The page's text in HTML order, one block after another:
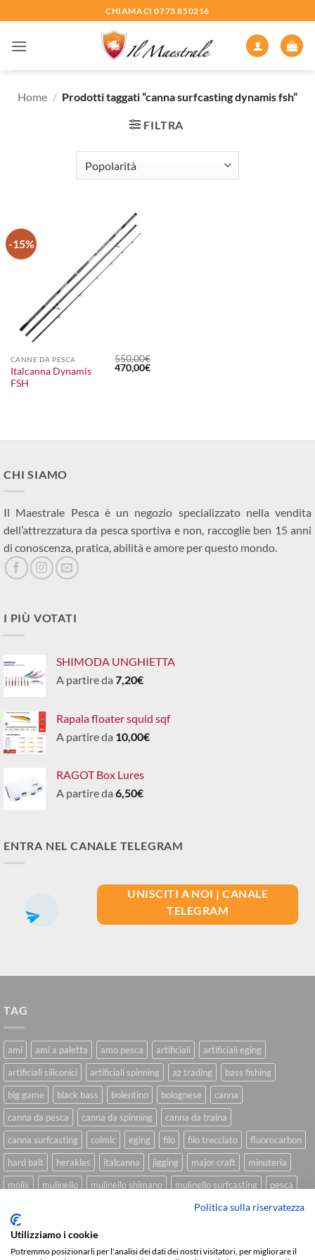
ai
contenuti
CHIAMACI 0773 850216
Home / Prodotti taggati “canna surfcasting dynamis fsh”
FILTRA
-15%
CANNE DA PESCA
Italcanna Dynamis
FSH
550,00€
Il
prezzo
470,00€Il
CHI SIAMO
Il Maestrale Pesca è un negozio specializzato nella vendita
dell’attrezzatura da pesca sportiva e non, raccoglie ben 15 anni
di conoscenza, pratica, abilità e amore per questo mondo.
I PIÙ VOTATI
SHIMODA UNGHIETTA
A partire da 7,20€
Rapala floater squid sqf
A partire da 10,00€
RAGOT Box Lures
A partire da 6,50€
ENTRA NEL CANALE TELEGRAM
UNISCITI A NOI | CANALE
TELEGRAM
TAG
ami ami a paletta amo pesca artificiali
artificiali eging
artificiali siliconici
artificiali spinning az trading
bass fishing
big game
black bass bolentino bolognese
canna
canna da pesca
canna da spinning
canna da traina
canna surfcasting
colmic eging filo filo trecciato
fluorocarbon
hard bait
herakles italcanna jigging major craft
minuteria
molix
mulinello mulinello shimano mulinello surfcasting
pesca
softbait yamamoto
spinning
spinning inshore
surfcasting
Politica sulla riservatezza
Utilizziamo i cookie
Potremmo posizionarli per l'analisi dei dati dei nostri visitatori, per migliorare il